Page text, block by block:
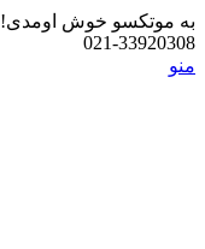
به موتکسو خوش اومدی!
021-33920308
منو